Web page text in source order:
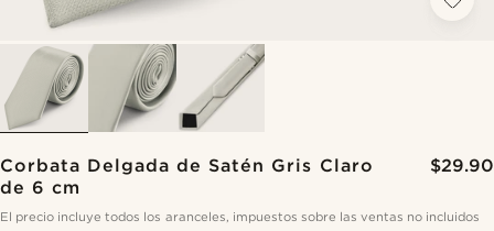
Corbata Delgada de Satén Gris Claro
de 6 cm
$29.90
El precio incluye todos los aranceles, impuestos sobre las ventas no incluidos